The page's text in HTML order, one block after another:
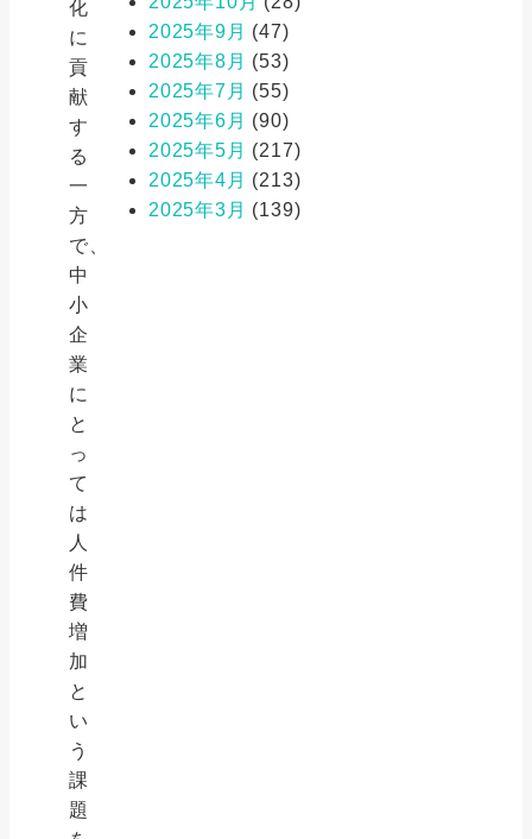
化
に
貢
献
す
る
一
方
で、
中
小
企
業
に
と
っ
て
は
人
件
費
増
加
と
い
う
課
題
2025年9月 (47)
2025年8月 (53)
2025年7月 (55)
2025年6月 (90)
2025年5月 (217)
2025年4月 (213)
2025年3月 (139)